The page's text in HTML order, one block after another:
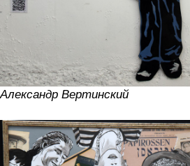
Александр Вертинский